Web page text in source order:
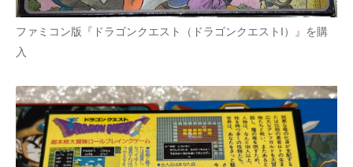
ファミコン版『ドラゴンクエスト（ドラゴンクエストI）』を購
入